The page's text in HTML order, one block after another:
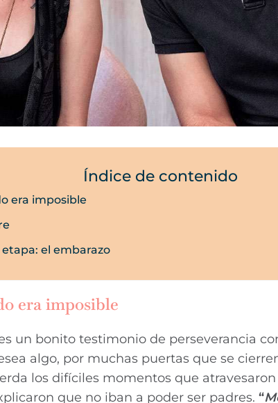
Índice de contenido
era imposible
el embarazo
era imposible
un bonito testimonio de perseverancia
algo, por muchas puertas que se
los difíciles momentos que
que no iban a poder ser padres. “